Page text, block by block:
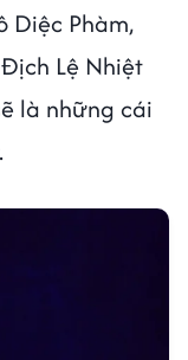
Diệc Phàm,
Lệ Nhiệt
là những cái